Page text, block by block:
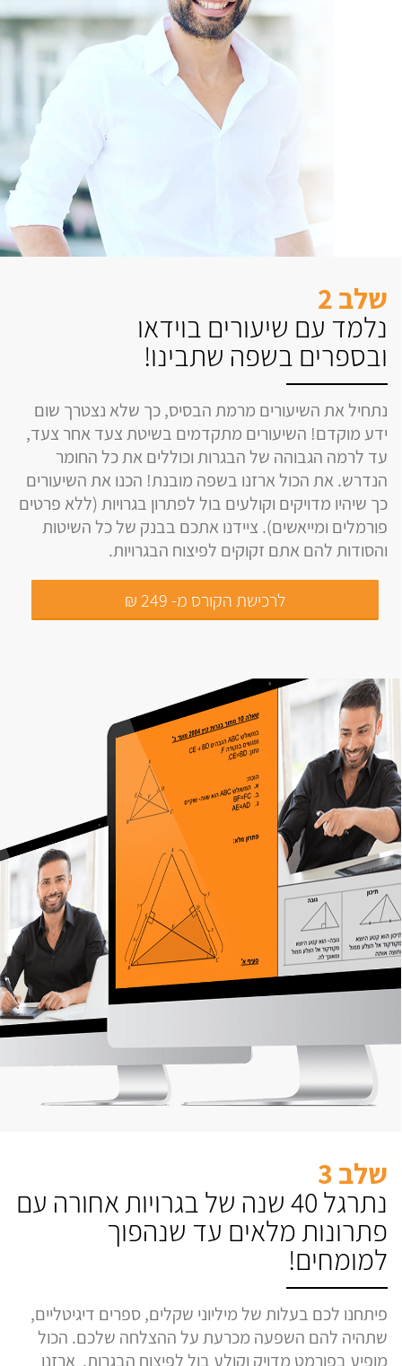
שלב 2
נלמד עם שיעורים בוידאו
ובספרים בשפה שתבינו!
נתחיל את השיעורים מרמת הבסיס, כך שלא נצטרך שום
ידע מוקדם! השיעורים מתקדמים בשיטת צעד אחר צעד,
עד לרמה הגבוהה של הבגרות וכוללים את כל החומר
הנדרש. את הכול ארזנו בשפה מובנת! הכנו את השיעורים
כך שיהיו מדויקים וקולעים בול לפתרון בגרויות (ללא פרטים
פורמלים ומייאשים). ציידנו אתכם בבנק של כל השיטות
והסודות להם אתם זקוקים לפיצוח הבגרויות.
לרכישת הקורס מ- 249 ₪
שלב 3
נתרגל 40 שנה של בגרויות אחורה עם
פתרונות מלאים עד שנהפוך
למומחים!
פיתחנו לכם בעלות של מיליוני שקלים, ספרים דיגיטליים,
שתהיה להם השפעה מכרעת על ההצלחה שלכם. הכול
מופיע בפורמט מדויק וקולע בול לפיצוח הבגרות. ארזנו